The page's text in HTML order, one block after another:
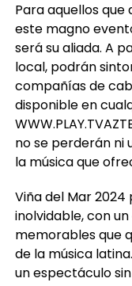
Para aquellos
este magno
será su aliada. A
local, podrán
compañías de
disponible en
no se perderán ni
la música que
Viña del Mar
inolvidable, con
memorables que
de la música
un espectáculo